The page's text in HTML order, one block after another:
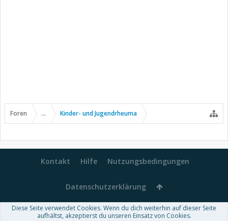
Foren ... Kinder- und Jugendrheuma
Kontakt Hilfe Nutzungsbedingungen
Datenschutzerklärung
Forum software by XenForo™-Deutsch von xenDach
Diese Seite verwendet Cookies. Wenn du dich weiterhin auf dieser Seite
aufhältst, akzeptierst du unseren Einsatz von Cookies.